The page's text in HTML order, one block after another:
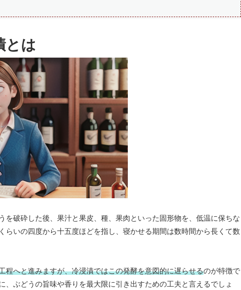
とは
破砕した後、果汁と果皮、種、果肉といった固形物を、低温に保ちな
いの四度から十五度ほどを指し、寝かせる期間は数時間から長くて数
へと進みますが、冷浸漬ではこの発酵を意図的に遅らせるのが特徴で
ぶどうの旨味や香りを最大限に引き出すための工夫と言えるでしょ